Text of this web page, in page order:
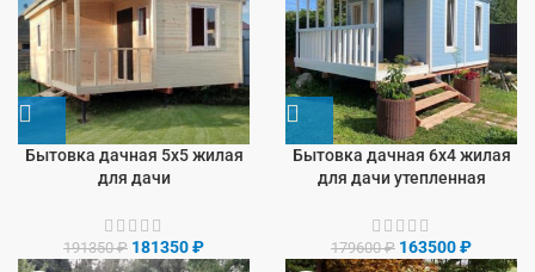
Бытовка дачная 5х5 жилая
для дачи
191350₽ 181350₽
Бытовка дачная 6х4 жилая
для дачи утепленная
179600₽ 163500₽